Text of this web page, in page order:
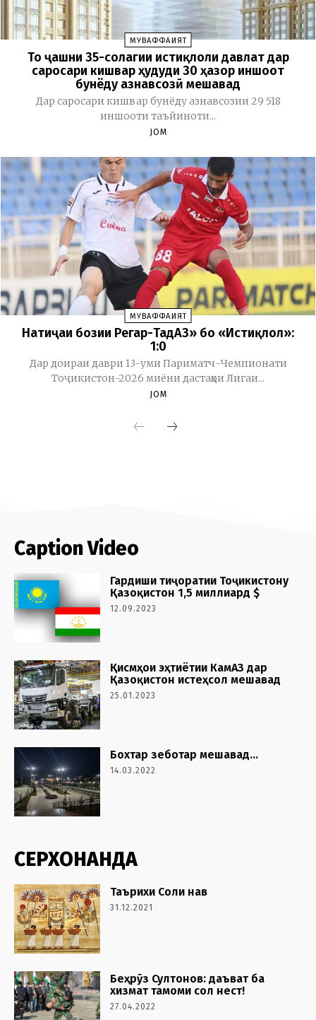
Caption Video
Гардиши тиҷоратии Тоҷикистону
Қазоқистон 1,5 миллиард $
12.09.2023
Қисмҳои эҳтиётии КамАЗ дар
Қазоқистон истеҳсол мешавад
25.01.2023
Бохтар зеботар мешавад…
14.03.2022
СЕРХОНАНДА
Таърихи Соли нав
31.12.2021
Беҳрӯз Султонов: даъват ба
хизмат тамоми сол нест!
27.04.2022